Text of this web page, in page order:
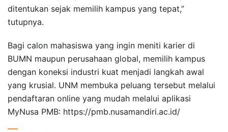
ditentukan sejak memilih kampus yang tepat,”
tutupnya.
Bagi calon mahasiswa yang ingin meniti karier di
BUMN maupun perusahaan global, memilih kampus
dengan koneksi industri kuat menjadi langkah awal
yang krusial. UNM membuka peluang tersebut melalui
pendaftaran online yang mudah melalui aplikasi
MyNusa PMB: https://pmb.nusamandiri.ac.id/